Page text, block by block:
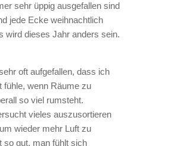
sehr üppig ausgefallen sind
jede Ecke weihnachtlich
wird dieses Jahr anders sein.
oft aufgefallen, dass ich
fühle, wenn Räume zu
so viel rumsteht.
vieles auszusortieren
wieder mehr Luft zu
so gut, man fühlt sich